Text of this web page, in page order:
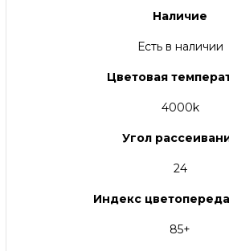
Наличие
Есть в наличии
Цветовая
4000k
Угол
24
Индекс
85+